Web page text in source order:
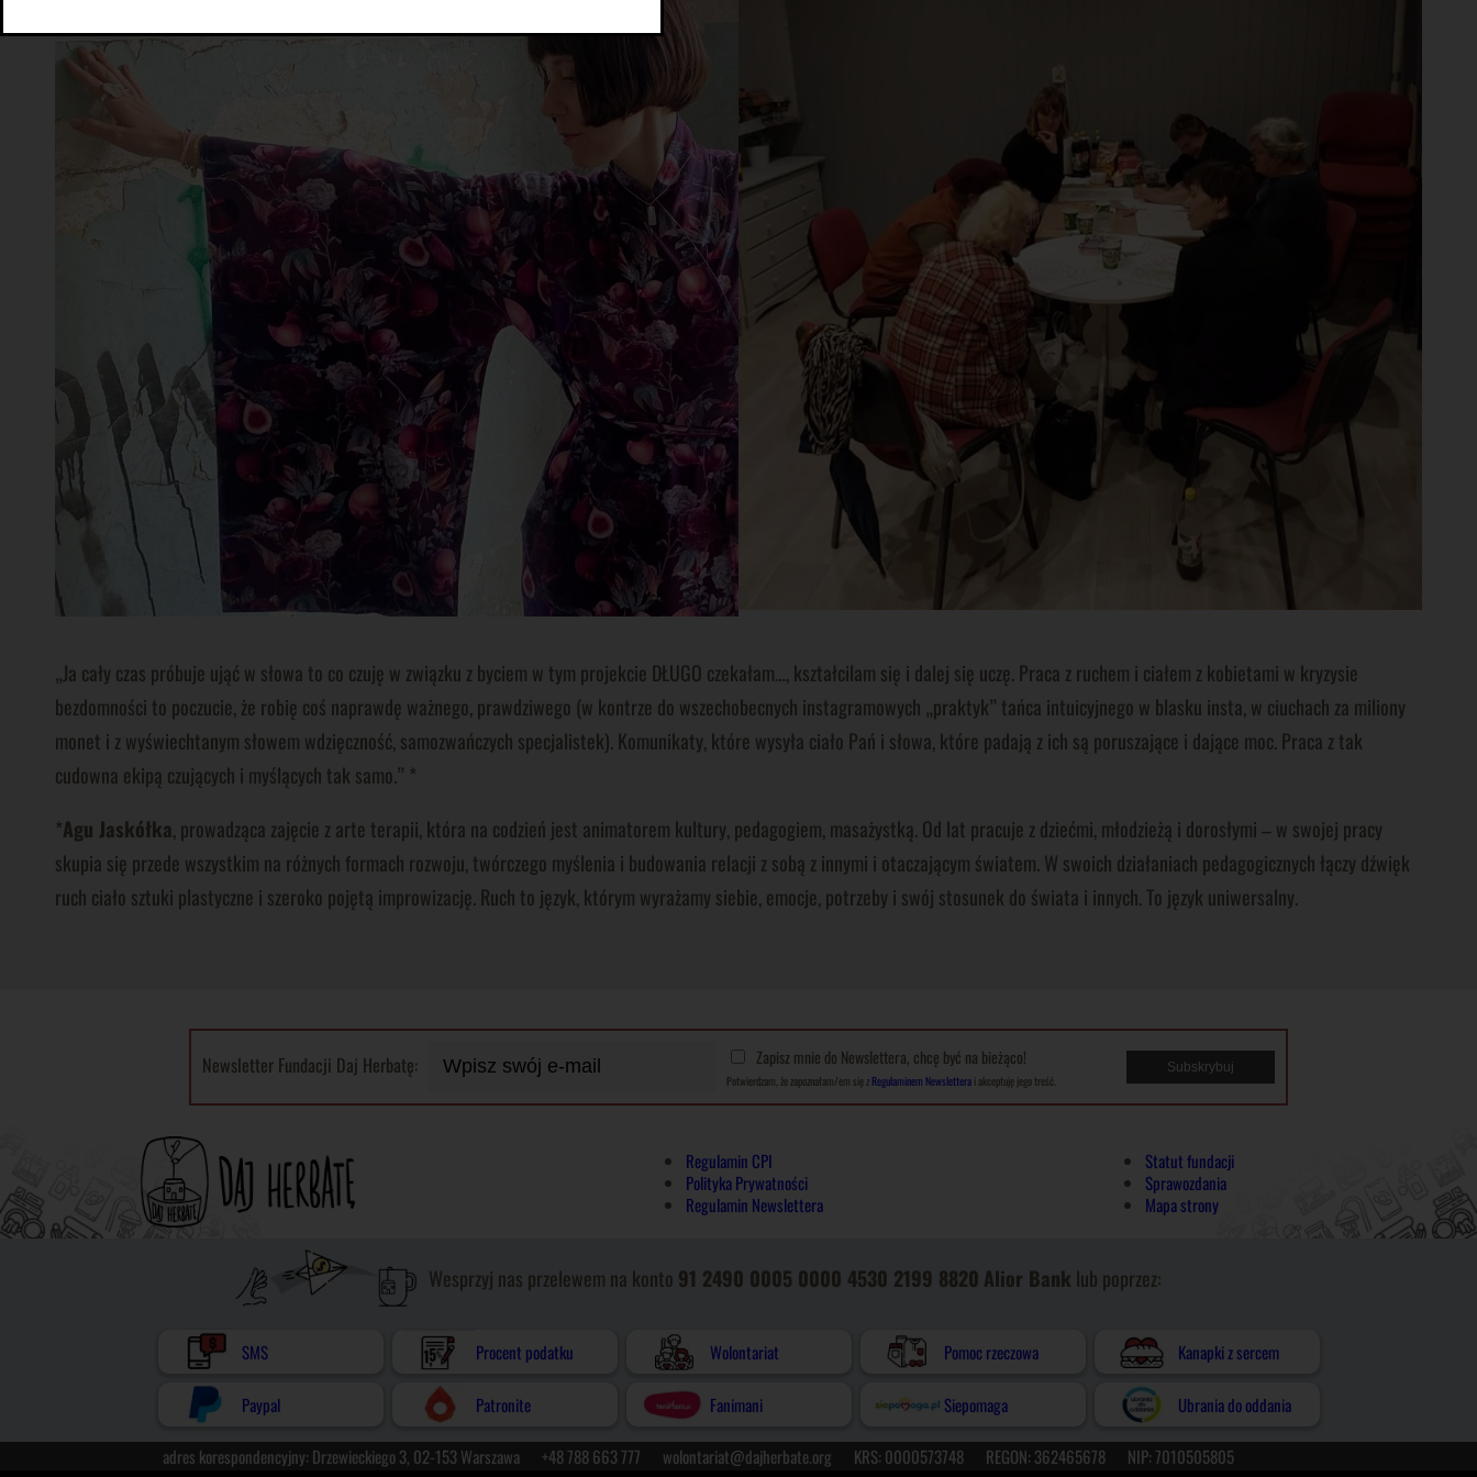
„Ja cały czas próbuje ująć w słowa to co czuję w związku z byciem w tym projekcie DŁUGO czekałam…, kształcilam się i dalej się uczę. Praca z ruchem i ciałem z kobietami w kryzysie
bezdomności to poczucie, że robię coś naprawdę ważnego, prawdziwego (w kontrze do wszechobecnych instagramowych „praktyk” tańca intuicyjnego w blasku insta, w ciuchach za miliony
monet i z wyświechtanym słowem wdzięczność, samozwańczych specjalistek). Komunikaty, które wysyła ciało Pań i słowa, które padają z ich są poruszające i dające moc. Praca z tak
cudowna ekipą czujących i myślących tak samo.” *
*Agu Jaskółka, prowadząca zajęcie z arte terapii, która na codzień jest animatorem kultury, pedagogiem, masażystką. Od lat pracuje z dziećmi, młodzieżą i dorosłymi – w swojej pracy
skupia się przede wszystkim na różnych formach rozwoju, twórczego myślenia i budowania relacji z sobą z innymi i otaczającym światem. W swoich działaniach pedagogicznych łączy dźwięk
ruch ciało sztuki plastyczne i szeroko pojętą improwizację. Ruch to język, którym wyrażamy siebie, emocje, potrzeby i swój stosunek do świata i innych. To język uniwersalny.
Newsletter Fundacji Daj Herbatę: Zapisz mnie do Newslettera, chcę być na bieżąco!
Potwierdzam, że zapoznałam/em się z Regulaminem Newslettera i akceptuję jego treść.
Regulamin CPI
Polityka Prywatności
Regulamin Newslettera
Statut fundacji
Sprawozdania
Mapa strony
Wesprzyj nas przelewem na konto 91 2490 0005 0000 4530 2199 8820 Alior Bank lub poprzez:
SMS Procent podatku Wolontariat Pomoc rzeczowa Kanapki z sercem
Paypal Patronite Fanimani Siepomaga Ubrania do oddania
adres korespondencyjny: Drzewieckiego 3, 02-153 Warszawa +48 788 663 777 wolontariat@dajherbate.org KRS: 0000573748 REGON: 362465678 NIP: 7010505805